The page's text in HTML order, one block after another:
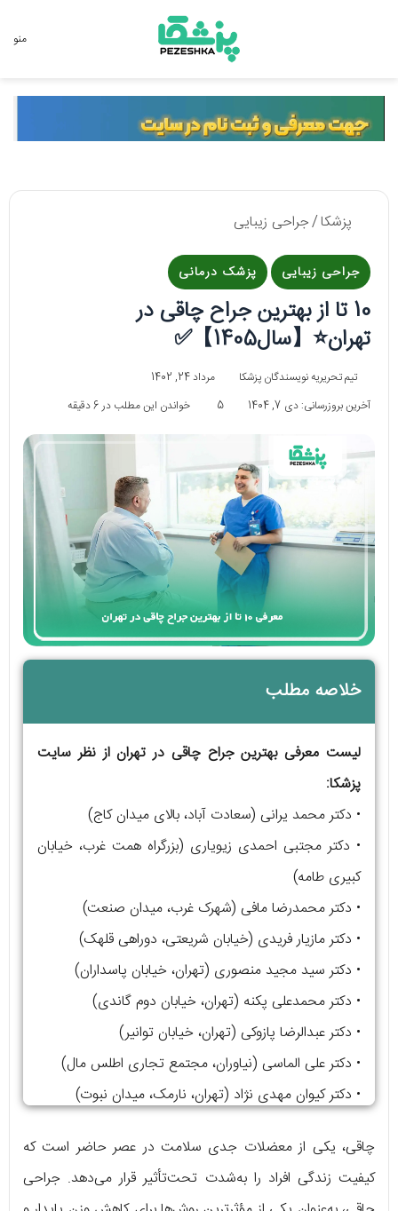
منو
پزشکا/جراحی زیبایی
جراحی زیبایی پزشک درمانی
10 تا از بهترین جراح چاقی در
تهران⭐️【سال1405】✅
تیم تحریریه نویسندگان پزشکا
مرداد 24, 1402
آخرین بروزرسانی: دی 7, 1404
5 خواندن این مطلب در 6 دقیقه
خلاصه مطلب
لیست معرفی بهترین جراح چاقی در تهران از نظر سایت
پزشکا:
• دکتر محمد یرانی (سعادت آباد، بالای میدان کاج)
• دکتر مجتبی احمدی زیویاری (بزرگراه همت غرب، خیابان
کبیری طامه)
• دکتر محمدرضا مافی (شهرک غرب، میدان صنعت)
• دکتر مازیار فریدی (خیابان شریعتی، دوراهی قلهک)
• دکتر سید مجید منصوری (تهران، خیابان پاسداران)
• دکتر محمدعلی پکنه (تهران، خیابان دوم گاندی)
• دکتر عبدالرضا پازوکی (تهران، خیابان توانیر)
• دکتر علی الماسی (نیاوران، مجتمع تجاری اطلس مال)
• دکتر کیوان مهدی نژاد (تهران، نارمک، میدان نبوت)
شریعتی)
چاقی، یکی از معضلات جدی سلامت در عصر حاضر است که
کیفیت زندگی افراد را به‌شدت تحت‌تأثیر قرار می‌دهد. جراحی